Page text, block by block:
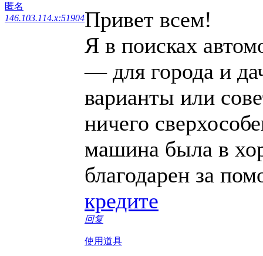
匿名
146.103.114.x:51904Привет всем!
Я в поисках
— для города и
варианты или
ничего
машина была в
благодарен за
кредите
回复
使用道具